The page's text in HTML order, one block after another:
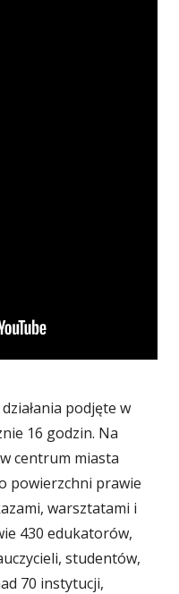
podjęte w
16 godzin. Na
centrum miasta
powierzchni prawie
warsztatami i
430 edukatorów,
studentów,
70 instytucji,